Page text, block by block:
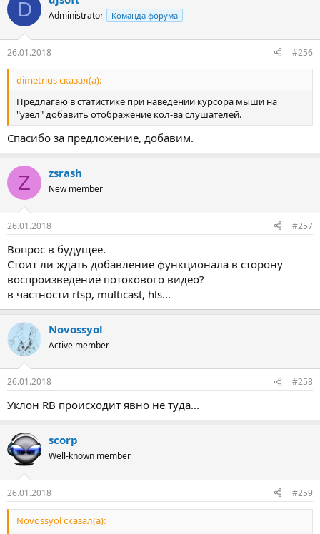
D Administrator Команда форума
26.01.2018 #256
dimetrius сказал(а):
Предлагаю в статистике при наведении курсора мыши на
"узел" добавить отображение кол-ва слушателей.
Спасибо за предложение, добавим.
Z zsrash
New member
26.01.2018 #257
Вопрос в будущее.
Стоит ли ждать добавление функционала в сторону
воспроизведение потокового видео?
в частности rtsp, multicast, hls...
Novossyol
Active member
26.01.2018 #258
Уклон RB происходит явно не туда...
scorp
Well-known member
26.01.2018 #259
Novossyol сказал(а):